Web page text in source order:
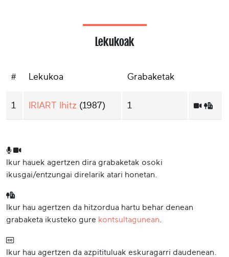
Lekukoak
# Lekukoa Grabaketak
1 IRIART Ihitz (1987) 1
Ikur hauek agertzen dira grabaketak osoki
ikusgai/entzungai direlarik atari honetan.
Ikur hau agertzen da hitzordua hartu behar denean
grabaketa ikusteko gure kontsultagunean
Ikur hau agertzen da azpitituluak eskuragarri daudenean.